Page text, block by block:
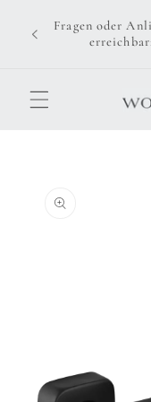
zum
Inhalt
Fragen oder